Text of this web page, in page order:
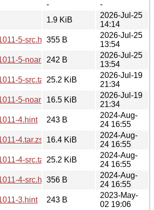
-
-
1.9 KiB
2026-Jul-25
14:14
5-src.hint355 B
2026-Jul-25
13:54
5-noarch.hint
242 B
2026-Jul-25
13:54
5-src.tar.zst25.2 KiB
2026-Jul-19
21:34
5-noarch.tar.zst
16.5 KiB
2026-Jul-19
21:34
4.hint
243 B
2024-Aug-
24 16:55
4.tar.zst
16.4 KiB
2024-Aug-
24 16:55
4-src.tar.zst25.2 KiB
2024-Aug-
24 16:55
4-src.hint356 B
2024-Aug-
24 16:55
3.hint
243 B
2023-May-
02 19:06